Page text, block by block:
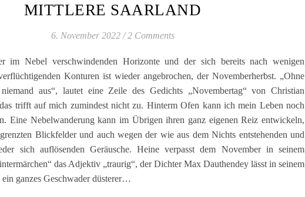
MITTLERE SAARLAND
6. November 2022 / 2 Comments
im Nebel verschwindenden Horizonte und der sich bereits nach wenigen
Konturen ist wieder angebrochen, der Novemberherbst. „Ohne
aus“, lautet eine Zeile des Gedichts „Novembertag“ von Christian
trifft auf mich zumindest nicht zu. Hinterm Ofen kann ich mein Leben noch
Eine Nebelwanderung kann im Übrigen ihren ganz eigenen Reiz entwickeln,
Blickfelder und auch wegen der wie aus dem Nichts entstehenden und
sich auflösenden Geräusche. Heine verpasst dem November in seinem
das Adjektiv „traurig“, der Dichter Max Dauthendey lässt in seinem
ganzes Geschwader düsterer…